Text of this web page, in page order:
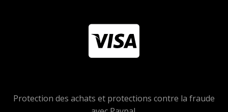
Protection des achats et protections contre la fraude